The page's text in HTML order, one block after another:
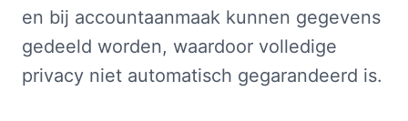
en bij accountaanmaak kunnen gegevens
gedeeld worden, waardoor volledige
privacy niet automatisch gegarandeerd is.